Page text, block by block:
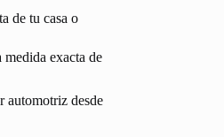
de tu casa o
exacta de
automotriz desde